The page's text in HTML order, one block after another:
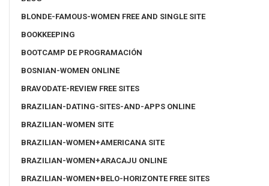
BLONDE-FAMOUS-WOMEN FREE AND SINGLE SITE
BOOKKEEPING
BOOTCAMP DE PROGRAMACIÓN
BOSNIAN-WOMEN ONLINE
BRAVODATE-REVIEW FREE SITES
BRAZILIAN-DATING-SITES-AND-APPS ONLINE
BRAZILIAN-WOMEN SITE
BRAZILIAN-WOMEN+AMERICANA SITE
BRAZILIAN-WOMEN+ARACAJU ONLINE
BRAZILIAN-WOMEN+BELO-HORIZONTE FREE SITES